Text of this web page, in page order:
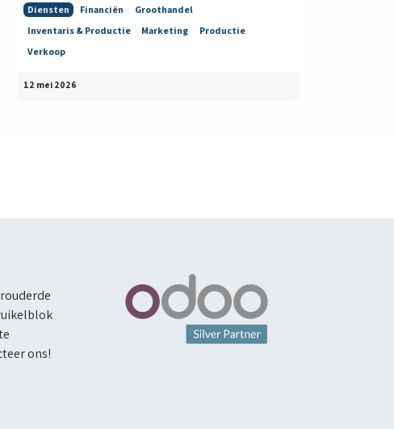
Diensten Financiën
Groothandel
Inventaris & Productie
Marketing
Productie
Verkoop
12 mei 2026
ons!